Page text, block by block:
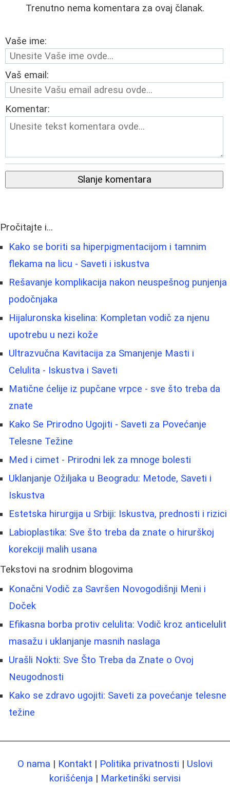
Trenutno nema komentara za ovaj članak.
Vaše ime:
Vaš email:
Komentar:
Slanje komentara
Pročitajte i...
Kako se boriti sa hiperpigmentacijom i tamnim
flekama na licu - Saveti i iskustva
Rešavanje komplikacija nakon neuspešnog punjenja
podočnjaka
Hijaluronska kiselina: Kompletan vodič za njenu
upotrebu u nezi kože
Ultrazvučna Kavitacija za Smanjenje Masti i
Celulita - Iskustva i Saveti
Matične ćelije iz pupčane vrpce - sve što treba da
znate
Kako Se Prirodno Ugojiti - Saveti za Povećanje
Telesne Težine
Med i cimet - Prirodni lek za mnoge bolesti
Uklanjanje Ožiljaka u Beogradu: Metode, Saveti i
Iskustva
Estetska hirurgija u Srbiji: Iskustva, prednosti i rizici
Labioplastika: Sve što treba da znate o hirurškoj
korekciji malih usana
Tekstovi na srodnim blogovima
Konačni Vodič za Savršen Novogodišnji Meni i
Doček
Efikasna borba protiv celulita: Vodič kroz anticelulit
masažu i uklanjanje masnih naslaga
Urašli Nokti: Sve Što Treba da Znate o Ovoj
Neugodnosti
Kako se zdravo ugojiti: Saveti za povećanje telesne
težine
O nama | Kontakt | Politika privatnosti | Uslovi
korišćenja | Marketinški servisi